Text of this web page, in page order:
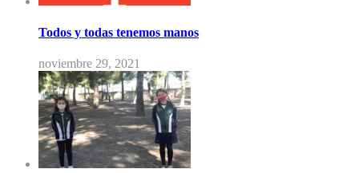
Todos y todas tenemos manos
noviembre 29, 2021